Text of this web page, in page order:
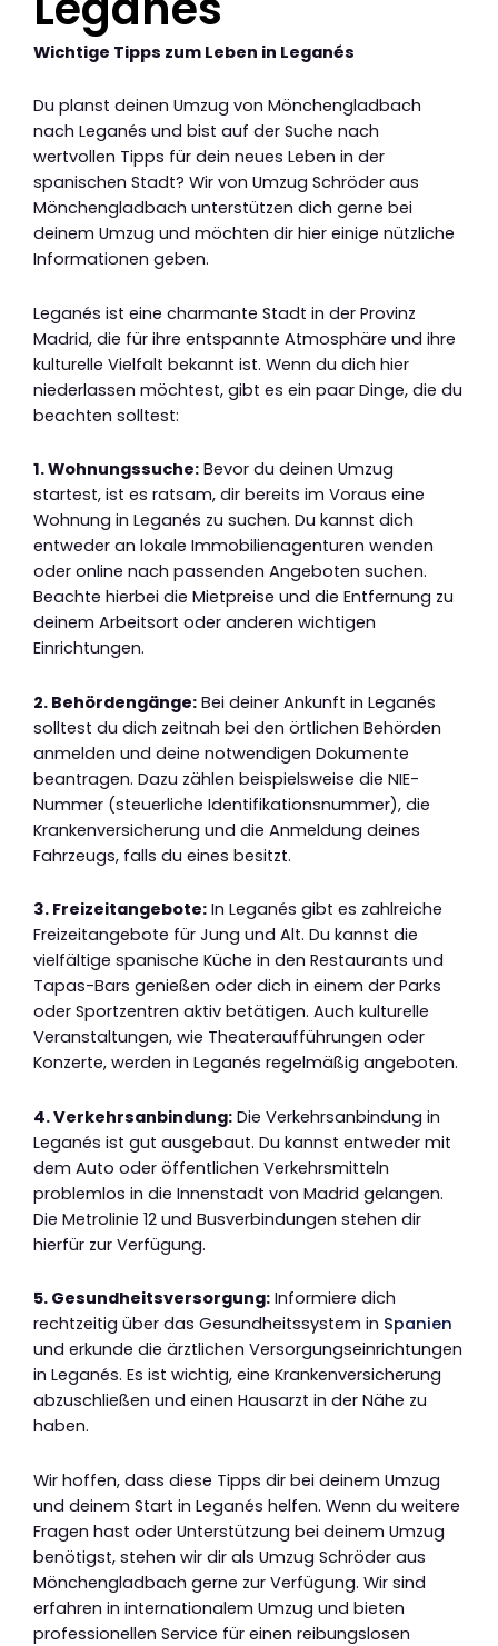
Wichtige Tipps zum Leben in Leganés
Du planst deinen Umzug von Mönchengladbach
nach Leganés und bist auf der Suche nach
wertvollen Tipps für dein neues Leben in der
spanischen Stadt? Wir von Umzug Schröder aus
Mönchengladbach unterstützen dich gerne bei
deinem Umzug und möchten dir hier einige nützliche
Informationen geben.
Leganés ist eine charmante Stadt in der Provinz
Madrid, die für ihre entspannte Atmosphäre und ihre
kulturelle Vielfalt bekannt ist. Wenn du dich hier
niederlassen möchtest, gibt es ein paar Dinge, die du
beachten solltest:
1. Wohnungssuche: Bevor du deinen Umzug
startest, ist es ratsam, dir bereits im Voraus eine
Wohnung in Leganés zu suchen. Du kannst dich
entweder an lokale Immobilienagenturen wenden
oder online nach passenden Angeboten suchen.
Beachte hierbei die Mietpreise und die Entfernung zu
deinem Arbeitsort oder anderen wichtigen
Einrichtungen.
2. Behördengänge: Bei deiner Ankunft in Leganés
solltest du dich zeitnah bei den örtlichen Behörden
anmelden und deine notwendigen Dokumente
beantragen. Dazu zählen beispielsweise die NIE-
Nummer (steuerliche Identifikationsnummer), die
Krankenversicherung und die Anmeldung deines
Fahrzeugs, falls du eines besitzt.
3. Freizeitangebote: In Leganés gibt es zahlreiche
Freizeitangebote für Jung und Alt. Du kannst die
vielfältige spanische Küche in den Restaurants und
Tapas-Bars genießen oder dich in einem der Parks
oder Sportzentren aktiv betätigen. Auch kulturelle
Veranstaltungen, wie Theateraufführungen oder
Konzerte, werden in Leganés regelmäßig angeboten.
4. Verkehrsanbindung: Die Verkehrsanbindung in
Leganés ist gut ausgebaut. Du kannst entweder mit
dem Auto oder öffentlichen Verkehrsmitteln
problemlos in die Innenstadt von Madrid gelangen.
Die Metrolinie 12 und Busverbindungen stehen dir
hierfür zur Verfügung.
5. Gesundheitsversorgung: Informiere dich
rechtzeitig über das Gesundheitssystem in Spanien
und erkunde die ärztlichen Versorgungseinrichtungen
in Leganés. Es ist wichtig, eine Krankenversicherung
abzuschließen und einen Hausarzt in der Nähe zu
haben.
Wir hoffen, dass diese Tipps dir bei deinem Umzug
und deinem Start in Leganés helfen. Wenn du weitere
Fragen hast oder Unterstützung bei deinem Umzug
benötigst, stehen wir dir als Umzug Schröder aus
Mönchengladbach gerne zur Verfügung. Wir sind
erfahren in internationalem Umzug und bieten
professionellen Service für einen reibungslosen